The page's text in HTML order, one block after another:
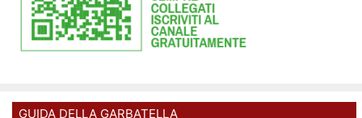
GUIDA DELLA GARBATELLA